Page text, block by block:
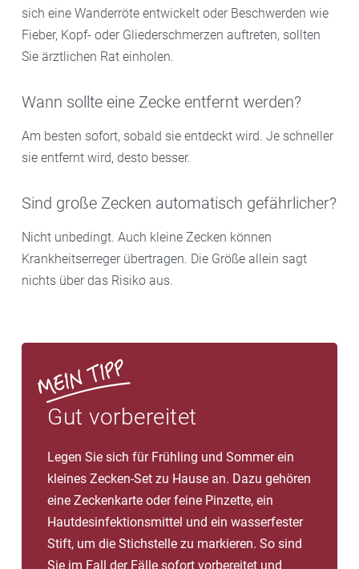
sich eine Wanderröte entwickelt oder Beschwerden wie
Fieber, Kopf- oder Gliederschmerzen auftreten, sollten
Sie ärztlichen Rat einholen.
Wann sollte eine Zecke entfernt werden?
Am besten sofort, sobald sie entdeckt wird. Je schneller
sie entfernt wird, desto besser.
Sind große Zecken automatisch gefährlicher?
Nicht unbedingt. Auch kleine Zecken können
Krankheitserreger übertragen. Die Größe allein sagt
nichts über das Risiko aus.
Gut vorbereitet
Legen Sie sich für Frühling und Sommer ein
kleines Zecken-Set zu Hause an. Dazu gehören
eine Zeckenkarte oder feine Pinzette, ein
Hautdesinfektionsmittel und ein wasserfester
Stift, um die Stichstelle zu markieren. So sind
Sie im Fall der Fälle sofort vorbereitet und